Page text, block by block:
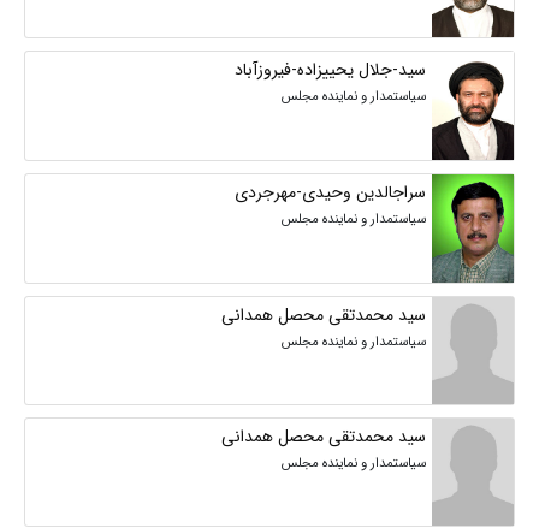
سید-جلال یحییزاده-فیروزآباد
سیاستمدار و نماینده مجلس
سراجالدین وحیدی-مهرجردی
سیاستمدار و نماینده مجلس
سید محمدتقی محصل همدانی
سیاستمدار و نماینده مجلس
سید محمدتقی محصل همدانی
سیاستمدار و نماینده مجلس